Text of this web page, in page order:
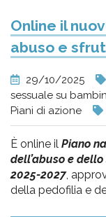
Online il
abuso e
29/10/2025
sessuale su
Piani di azione
È online il Piano
dell’abuso e
2025-2027,
della pedofilia e